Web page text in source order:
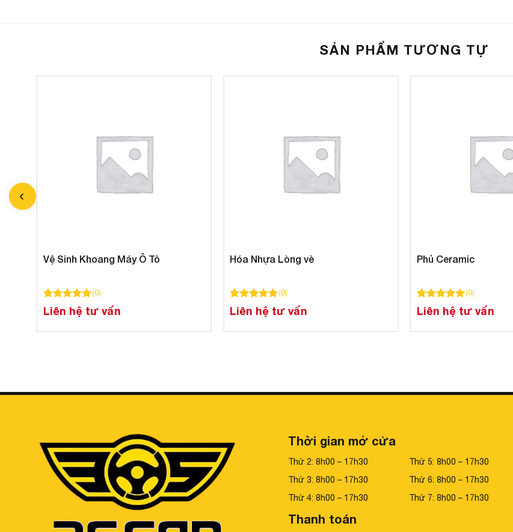
Sử dụng 2 thấu kính riêng biệt kết hợp với LED COB, cho ra ánh sáng pha xa, tỏa cực mạnh tiệm cận LASER.
SẢN PHẨM TƯƠNG TỰ
Vệ Sinh Khoang Máy Ô Tô
100trên 5 dựa trên
100
(0)
Liên hệ tư vấn
Hóa Nhựa Lòng vè
100trên 5 dựa trên
100
(0)
Liên hệ tư vấn
Phủ Ceramic
100trên 5 dựa trên
100
(0)
Liên hệ tư vấn
Thời gian mở cửa
Thứ 2: 8h00 – 17h30
Thứ 3: 8h00 – 17h30
Thứ 4: 8h00 – 17h30
Thứ 5: 8h00 – 17h30
Thứ 6: 8h00 – 17h30
Thứ 7: 8h00 – 17h30
Thanh toán